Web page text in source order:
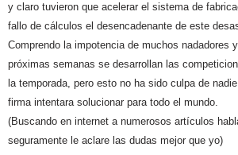
y claro tuvieron que acelerar el sistema de
fallo de cálculos el desencadenante de este
Comprendo la impotencia de muchos nadadores
próximas semanas se desarrollan las
la temporada, pero esto no ha sido culpa de
firma intentara solucionar para todo el mundo.
(Buscando en internet a numerosos artículos
seguramente le aclare las dudas mejor que yo)